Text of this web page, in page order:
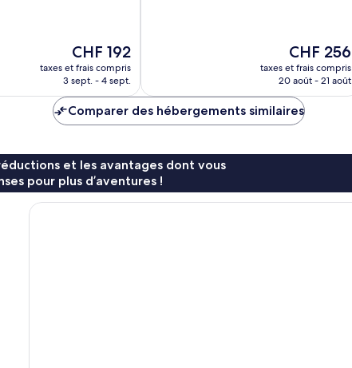
Le
nouveau
prix
de
CHF 192
CHF 192
taxes et frais compris
3 sept. - 4 sept.
Le
nouveau
prix
de
CHF 256
CHF 256
taxes et frais compris
20 août - 21 août
Comparer des hébergements similaires
et les avantages dont vous
pour plus d’aventures !